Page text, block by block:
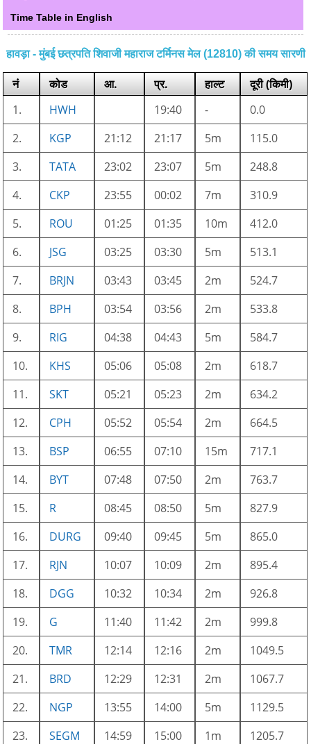
Time Table in English
हावड़ा - मुंबई छत्रपति शिवाजी महाराज टर्मिनस मेल (12810) की समय सारणी
नं कोड आ. प्र. हाल्ट
दूरी (किमी)
1.
HWH 19:40 -
0.0
2.
KGP 21:12 21:17 5m
115.0
3.
TATA 23:02 23:07 5m
248.8
4.
CKP 23:55 00:02 7m
310.9
5.
ROU 01:25 01:35 10m
412.0
6.
JSG 03:25 03:30 5m
513.1
7.
BRJN 03:43 03:45 2m
524.7
8.
BPH 03:54 03:56 2m
533.8
9.
RIG 04:38 04:43 5m
584.7
10.
KHS 05:06 05:08 2m
618.7
11.
SKT 05:21 05:23 2m
634.2
12.
CPH 05:52 05:54 2m
664.5
13.
BSP 06:55 07:10 15m
717.1
14.
BYT 07:48 07:50 2m
763.7
15.
R 08:45 08:50 5m
827.9
16.
DURG 09:40 09:45 5m
865.0
17.
RJN 10:07 10:09 2m
895.4
18.
DGG 10:32 10:34 2m
926.8
19.
G 11:40 11:42 2m
999.8
20.
TMR 12:14 12:16 2m
1049.5
21.
BRD 12:29 12:31 2m
1067.7
22.
NGP 13:55 14:00 5m
1129.5
23.
SEGM 14:59 15:00 1m
1205.7